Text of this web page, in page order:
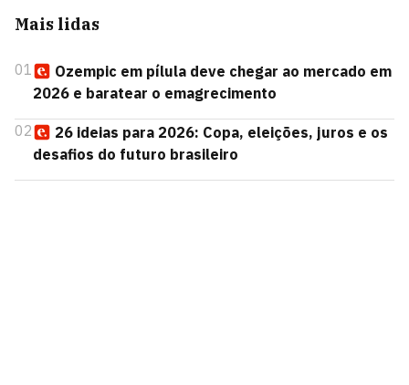
Mais lidas
01
Ozempic em pílula deve chegar ao mercado em
2026 e baratear o emagrecimento
02
26 ideias para 2026: Copa, eleições, juros e os
desafios do futuro brasileiro